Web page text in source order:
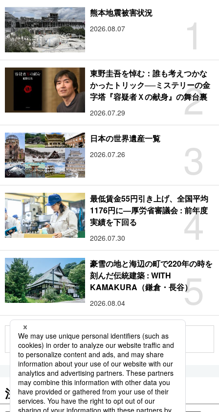
1
熊本地震被害状況
2026.08.07
2
東野圭吾を悼む：誰も考えつかな
かったトリック──ミステリーの金
字塔『容疑者Ｘの献身』の舞台裏
2026.07.29
3
日本の世界遺産一覧
2026.07.26
4
最低賃金55円引き上げ、全国平均
1176円に―厚労省審議会 : 前年度
実績を下回る
2026.07.30
5
豪雪の地と海辺の町で220年の時を
刻んだ伝統建築 : WITH
KAMAKURA（鎌倉・長谷）
2026.08.04
もっと見る
注目のキーワード